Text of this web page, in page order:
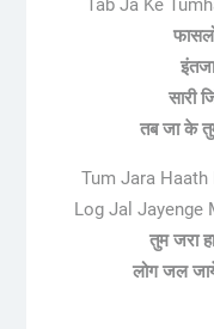
सारी
तब जा के
Tum Jara Haath
Log Jal Jayenge
तुम जरा
लोग जल